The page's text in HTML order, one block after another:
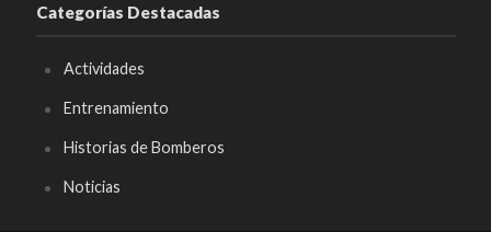
Categorías Destacadas
Actividades
Entrenamiento
Historias de Bomberos
Noticias